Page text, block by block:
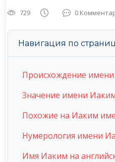
729 0
Навигация по
Происхождение
Значение имени
Похожие на Иаким
Нумерология имени
Имя Иаким на